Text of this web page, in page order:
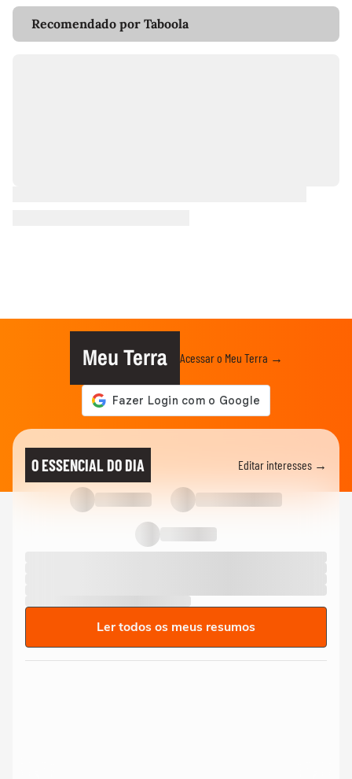
Recomendado por Taboola
Meu Terra Acessar o Meu Terra →
O ESSENCIAL DO DIA Editar interesses →
Ler todos os meus resumos